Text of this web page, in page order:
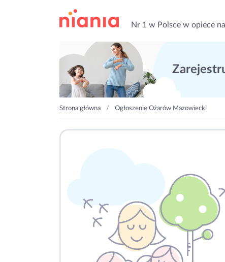
Nr 1 w Polsce w opiece
Strona główna Ogłoszenie Ożarów Mazowiecki